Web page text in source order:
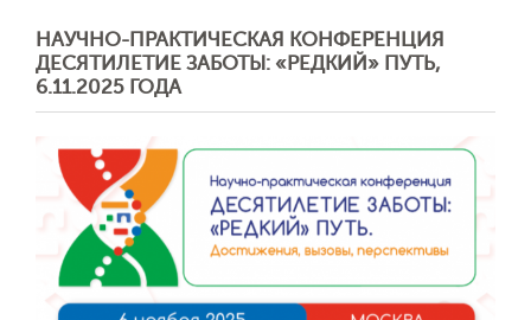
НАУЧНО-ПРАКТИЧЕСКАЯ КОНФЕРЕНЦИЯ
ДЕСЯТИЛЕТИЕ ЗАБОТЫ: «РЕДКИЙ» ПУТЬ,
6.11.2025 ГОДА